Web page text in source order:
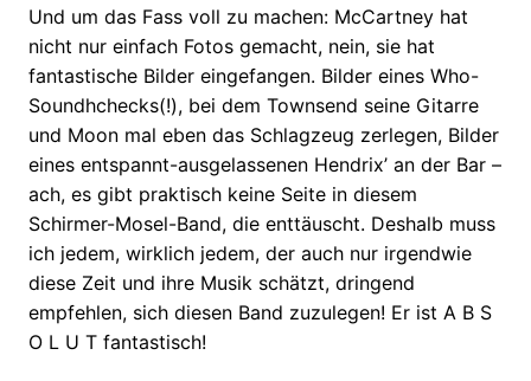
Und um das Fass voll zu machen: McCartney hat
nicht nur einfach Fotos gemacht, nein, sie hat
fantastische Bilder eingefangen. Bilder eines Who-
Soundhchecks(!), bei dem Townsend seine Gitarre
und Moon mal eben das Schlagzeug zerlegen, Bilder
eines entspannt-ausgelassenen Hendrix’ an der Bar –
ach, es gibt praktisch keine Seite in diesem
Schirmer-Mosel-Band, die enttäuscht. Deshalb muss
ich jedem, wirklich jedem, der auch nur irgendwie
diese Zeit und ihre Musik schätzt, dringend
empfehlen, sich diesen Band zuzulegen! Er ist A B S
O L U T fantastisch!